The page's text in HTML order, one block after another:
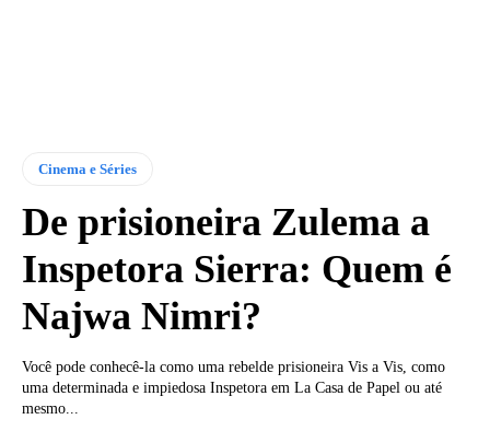
Cinema e Séries
De prisioneira Zulema a
Inspetora Sierra: Quem é
Najwa Nimri?
Você pode conhecê-la como uma rebelde prisioneira Vis a Vis, como
uma determinada e impiedosa Inspetora em La Casa de Papel ou até
mesmo...